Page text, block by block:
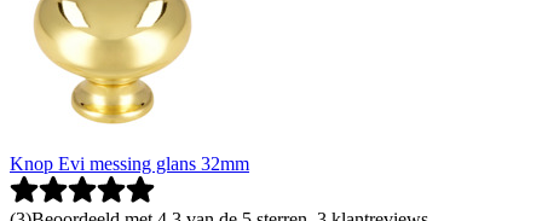
Knop Evi messing glans 32mm